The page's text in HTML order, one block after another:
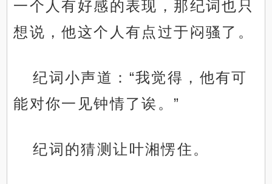
一个人有好感的表现，那纪词也只
想说，他这个人有点过于闷骚了。
纪词小声道：“我觉得，他有可
能对你一见钟情了诶。”
纪词的猜测让叶湘愣住。